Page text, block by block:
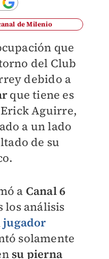
de Milenio
que
del Club
debido a
que tiene es
Aguirre,
a un lado
de su
a Canal 6
los análisis
jugador
solamente
su pierna